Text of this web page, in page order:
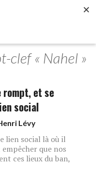
clef « Nahel »
rompt, et se
social
Lévy
lien social là où il
que nos
ces lieux du ban,